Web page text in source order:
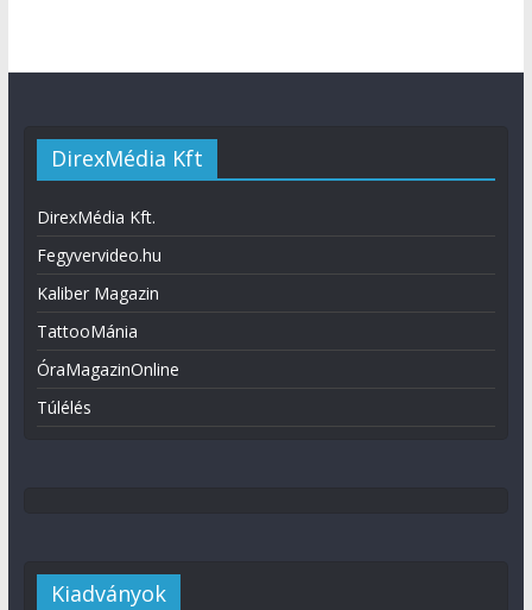
DirexMédia Kft
DirexMédia Kft.
Fegyvervideo.hu
Kaliber Magazin
TattooMánia
ÓraMagazinOnline
Túlélés
Kiadványok